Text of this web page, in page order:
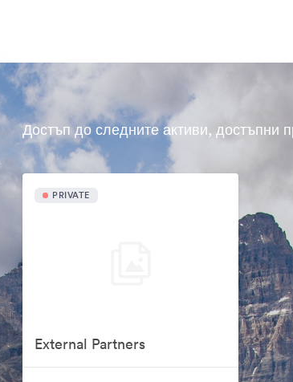
Достъп до следните активи, достъпни
PRIVATE
External Partners